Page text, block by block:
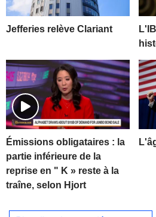
Jefferies relève Clariant
Émissions obligataires : la
partie inférieure de la
reprise en " K » reste à la
traîne, selon Hjort